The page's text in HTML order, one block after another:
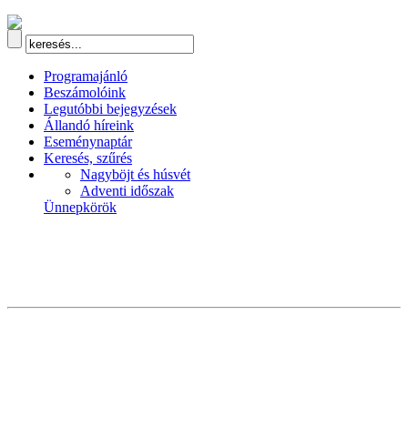
Programajánló
Beszámolóink
Legutóbbi bejegyzések
Állandó híreink
Eseménynaptár
Keresés, szűrés
Nagyböjt és húsvét
Adventi időszak
Ünnepkörök